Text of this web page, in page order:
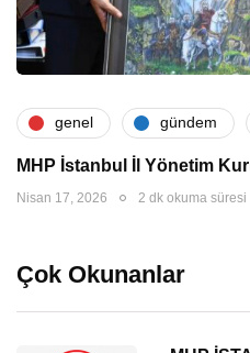
genel gündem
MHP İstanbul İl Yönetim
Nisan 17, 2026 2 dk okuma süresi
Çok Okunanlar